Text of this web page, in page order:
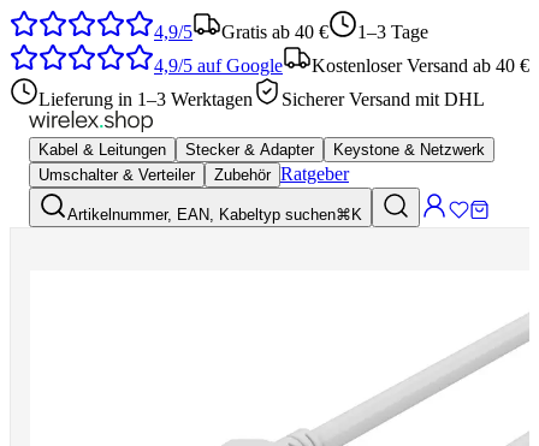
4,9/5 Gratis ab 40 €
1–3 Tage
4,9/5 auf Google
Kostenloser Versand ab 40 €
Lieferung in 1–3 Werktagen
Sicherer Versand mit DHL
Kabel & Leitungen Stecker & Adapter
Keystone & Netzwerk
Umschalter & Verteiler
Zubehör Ratgeber
Artikelnummer, EAN, Kabeltyp suchen⌘K